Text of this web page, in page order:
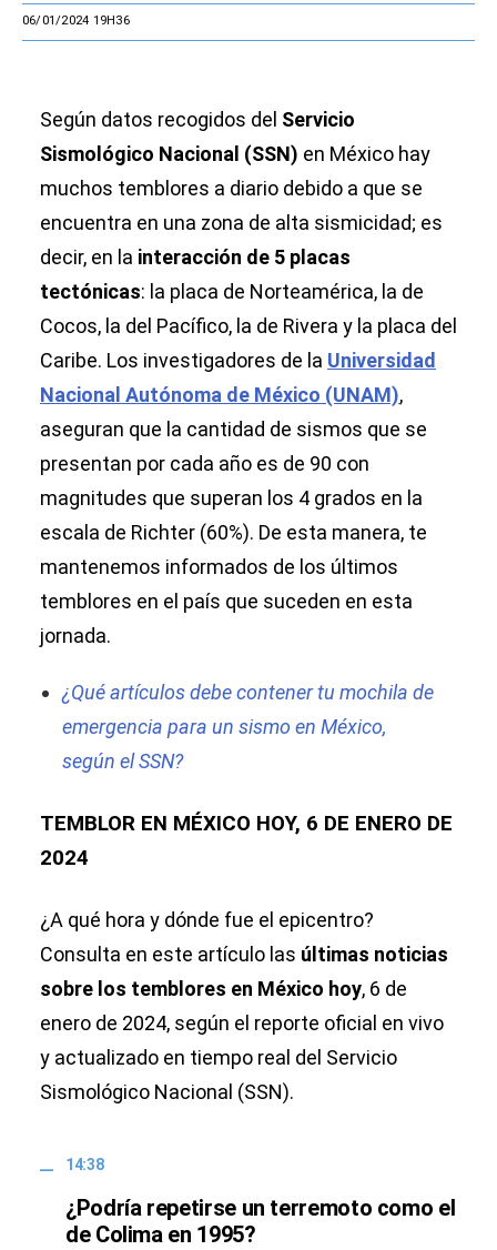
06/01/2024 19H36
Según datos recogidos del Servicio
Sismológico Nacional (SSN) en México hay
muchos temblores a diario debido a que se
encuentra en una zona de alta sismicidad; es
decir, en la interacción de 5 placas
tectónicas: la placa de Norteamérica, la de
Cocos, la del Pacífico, la de Rivera y la placa del
Caribe. Los investigadores de la Universidad
Nacional Autónoma de México (UNAM),
aseguran que la cantidad de sismos que se
presentan por cada año es de 90 con
magnitudes que superan los 4 grados en la
escala de Richter (60%). De esta manera, te
mantenemos informados de los últimos
temblores en el país que suceden en esta
jornada.
¿Qué artículos debe contener tu mochila de
emergencia para un sismo en México,
según el SSN?
TEMBLOR EN MÉXICO HOY, 6 DE ENERO DE
2024
¿A qué hora y dónde fue el epicentro?
Consulta en este artículo las últimas noticias
sobre los temblores en México hoy, 6 de
enero de 2024, según el reporte oficial en vivo
y actualizado en tiempo real del Servicio
Sismológico Nacional (SSN).
14:38
¿Podría repetirse un terremoto como el
de Colima en 1995?